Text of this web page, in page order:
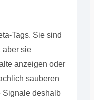
Tags. Sie sind
aber sie
anzeigen oder
sauberen
Signale deshalb